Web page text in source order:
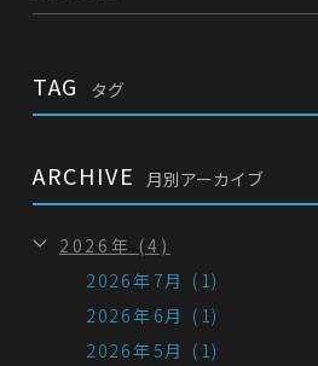
TAG タグ
ARCHIVE 月別アーカイブ
2026年 (4)
2026年7月 (1)
2026年6月 (1)
2026年5月 (1)